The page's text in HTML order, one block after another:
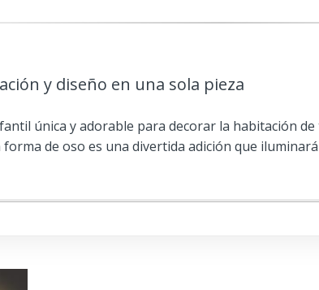
y diseño en una sola pieza
única y adorable para decorar la habitación
de oso es una divertida adición que